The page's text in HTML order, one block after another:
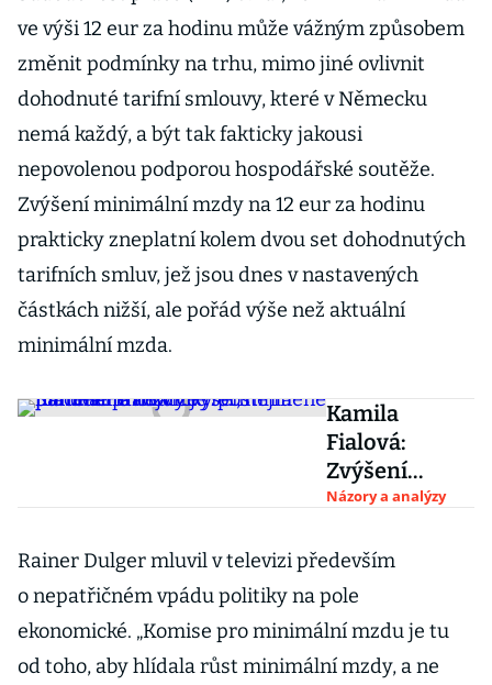
ve výši 12 eur za hodinu může vážným způsobem
změnit podmínky na trhu, mimo jiné ovlivnit
dohodnuté tarifní smlouvy, které v Německu
nemá každý, a být tak fakticky jakousi
nepovolenou podporou hospodářské soutěže.
Zvýšení minimální mzdy na 12 eur za hodinu
prakticky zneplatní kolem dvou set dohodnutých
tarifních smluv, jež jsou dnes v nastavených
částkách nižší, ale pořád výše než aktuální
minimální mzda.
Kamila
Fialová:
Zvýšení
minimální
nejméně
placené
postihla
pandemie
Názory a analýzy
Rainer Dulger mluvil v televizi především
o nepatřičném vpádu politiky na pole
ekonomické. „Komise pro minimální mzdu je tu
od toho, aby hlídala růst minimální mzdy, a ne